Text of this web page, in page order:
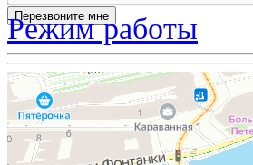
Режим работы